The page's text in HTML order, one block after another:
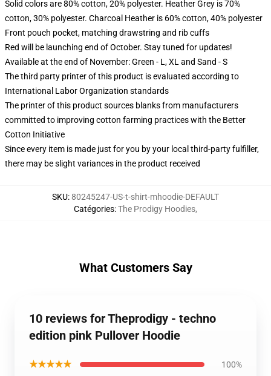
Solid colors are 80% cotton, 20% polyester. Heather Grey is 70%
cotton, 30% polyester. Charcoal Heather is 60% cotton, 40% polyester
Front pouch pocket, matching drawstring and rib cuffs
Red will be launching end of October. Stay tuned for updates!
Available at the end of November: Green - L, XL and Sand - S
The third party printer of this product is evaluated according to
International Labor Organization standards
The printer of this product sources blanks from manufacturers
committed to improving cotton farming practices with the Better
Cotton Initiative
Since every item is made just for you by your local third-party fulfiller,
there may be slight variances in the product received
SKU:80245247-US-t-shirt-mhoodie-DEFAULT
Catégories:The Prodigy Hoodies,
What Customers Say
10 reviews for Theprodigy - techno
edition pink Pullover Hoodie
★★★★★ 100%